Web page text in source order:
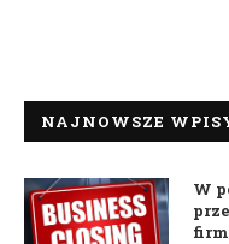
NAJNOWSZE
W